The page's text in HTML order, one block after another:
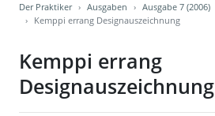
Der Praktiker Ausgaben
Ausgabe 7 (2006)
Kemppi errang Designauszeichnung
Kemppi errang
Designauszeichnung